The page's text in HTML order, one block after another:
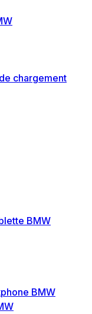
chargement
BMW
BMW